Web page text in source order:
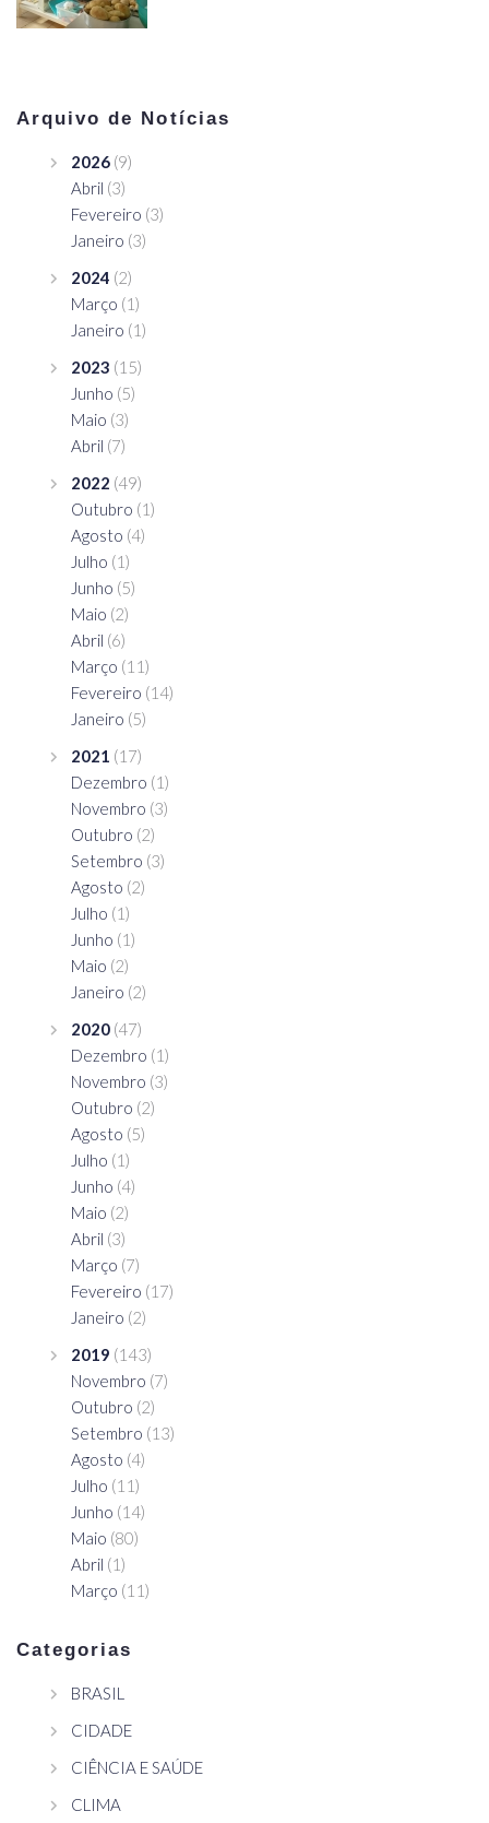
Arquivo de Notícias
2026 (9)
Abril (3)
Fevereiro (3)
Janeiro (3)
2024 (2)
Março (1)
Janeiro (1)
2023 (15)
Junho (5)
Maio (3)
Abril (7)
2022 (49)
Outubro (1)
Agosto (4)
Julho (1)
Junho (5)
Maio (2)
Abril (6)
Março (11)
Fevereiro (14)
Janeiro (5)
2021 (17)
Dezembro (1)
Novembro (3)
Outubro (2)
Setembro (3)
Agosto (2)
Julho (1)
Junho (1)
Maio (2)
Janeiro (2)
2020 (47)
Dezembro (1)
Novembro (3)
Outubro (2)
Agosto (5)
Julho (1)
Junho (4)
Maio (2)
Abril (3)
Março (7)
Fevereiro (17)
Janeiro (2)
2019 (143)
Novembro (7)
Outubro (2)
Setembro (13)
Agosto (4)
Julho (11)
Junho (14)
Maio (80)
Abril (1)
Março (11)
Categorias
BRASIL
CIDADE
CIÊNCIA E SAÚDE
CLIMA